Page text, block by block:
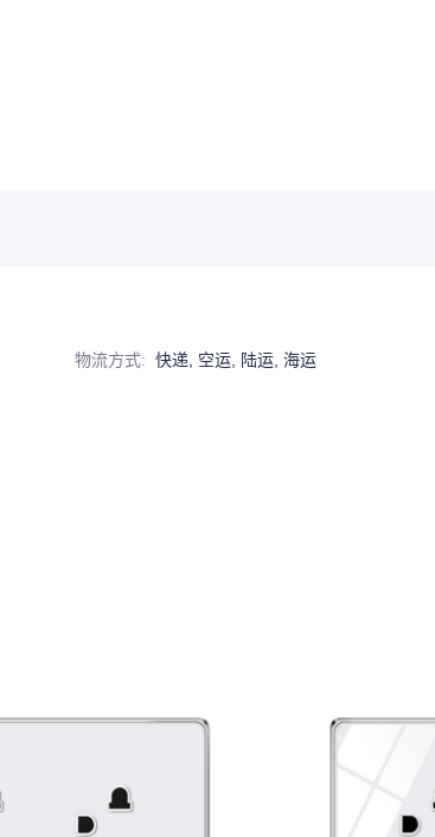
物流方式: 快递, 空运, 陆运, 海运